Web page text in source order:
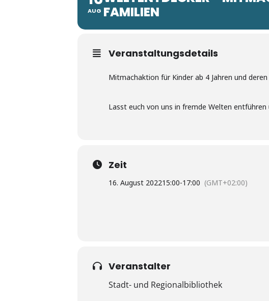
AUG FAMILIEN
Veranstaltungsdetails
Mitmachaktion für Kinder ab 4 Jahren und deren
Lasst euch von uns in fremde Welten
Zeit
16. August 202215:00-17:00 (GMT+02:00)
Veranstalter
Stadt- und Regionalbibliothek